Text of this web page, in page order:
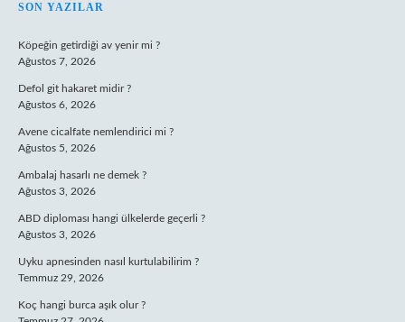
SIDEBAR
SON YAZILAR
Köpeğin getirdiği av yenir mi ?
Ağustos 7, 2026
Defol git hakaret midir ?
Ağustos 6, 2026
Avene cicalfate nemlendirici mi ?
Ağustos 5, 2026
Ambalaj hasarlı ne demek ?
Ağustos 3, 2026
ABD diploması hangi ülkelerde geçerli ?
Ağustos 3, 2026
Uyku apnesinden nasıl kurtulabilirim ?
Temmuz 29, 2026
Koç hangi burca aşık olur ?